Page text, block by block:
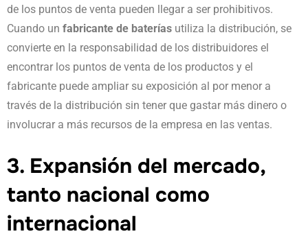
de los puntos de venta pueden llegar a ser prohibitivos.
Cuando un fabricante de baterías utiliza la distribución, se
convierte en la responsabilidad de los distribuidores el
encontrar los puntos de venta de los productos y el
fabricante puede ampliar su exposición al por menor a
través de la distribución sin tener que gastar más dinero o
involucrar a más recursos de la empresa en las ventas.
3. Expansión del mercado,
tanto nacional como
internacional